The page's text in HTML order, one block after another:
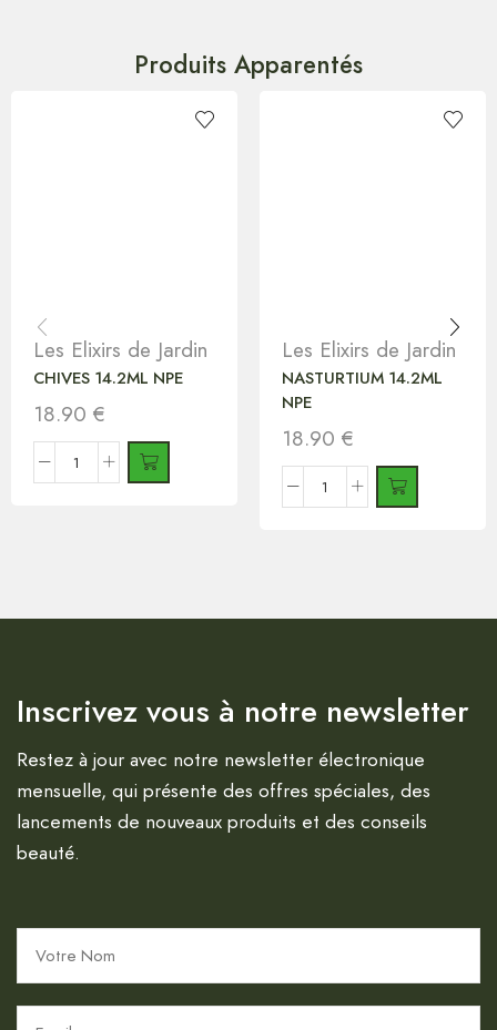
Produits Apparentés
Les Elixirs de Jardin
CHIVES 14.2ML NPE
18.90 €
Les Elixirs de Jardin
NASTURTIUM 14.2ML
NPE
18.90 €
Inscrivez vous à notre newsletter
Restez à jour avec notre newsletter électronique
mensuelle, qui présente des offres spéciales, des
lancements de nouveaux produits et des conseils
beauté.